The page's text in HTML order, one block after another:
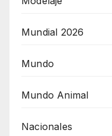
Mundial 2026
Mundo
Mundo Animal
Nacionales